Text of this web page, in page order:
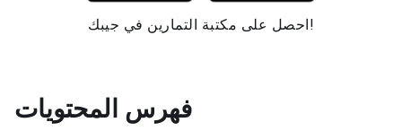
احصل على مكتبة التمارين في جيبك!
فهرس المحتويات